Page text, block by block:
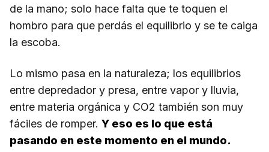
de la mano; solo hace falta que te toquen el
hombro para que perdás el equilibrio y se te caiga
la escoba.
Lo mismo pasa en la naturaleza; los equilibrios
entre depredador y presa, entre vapor y lluvia,
entre materia orgánica y CO2 también son muy
fáciles de romper. Y eso es lo que está
pasando en este momento en el mundo.